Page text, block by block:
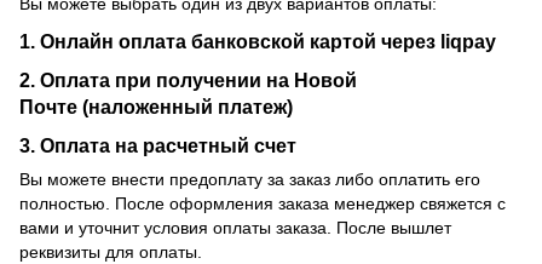
Вы можете выбрать один из двух вариантов оплаты:
1. Онлайн оплата банковской картой через liqpay
2. Оплата при получении на Новой
Почте (наложенный платеж)
3. Оплата на расчетный счет
Вы можете внести предоплату за заказ либо оплатить его
полностью. После оформления заказа менеджер свяжется с
вами и уточнит условия оплаты заказа. После вышлет
реквизиты для оплаты.